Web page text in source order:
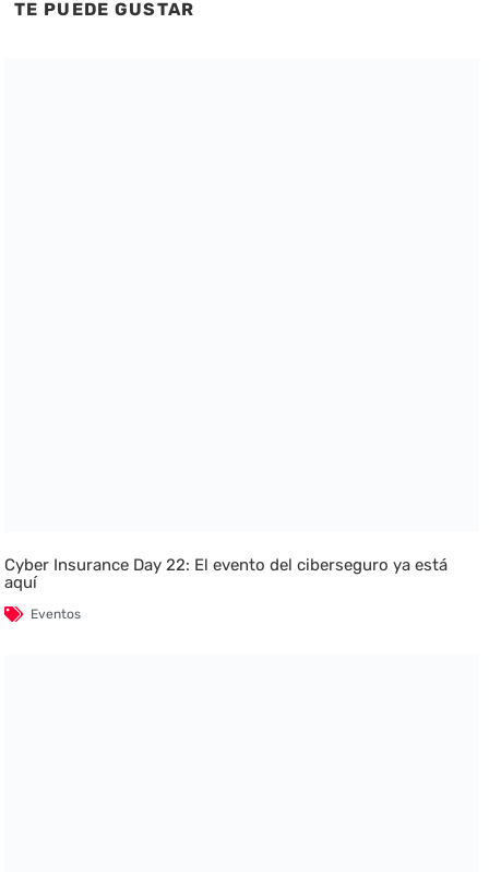
TE PUEDE GUSTAR
Cyber Insurance Day 22: El evento del ciberseguro ya está
aquí
Eventos